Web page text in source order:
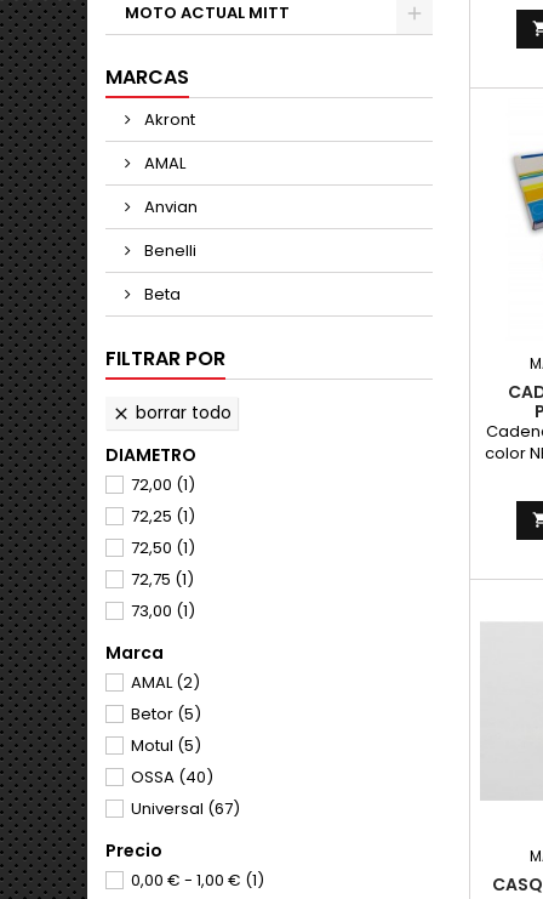
MOTO ACTUAL MITT
MARCAS
Akront
AMAL
Anvian
Benelli
Beta
FILTRAR POR
 borrar todo
DIAMETRO
72,00 (1)
72,25 (1)
72,50 (1)
72,75 (1)
73,00 (1)
Marca
AMAL(2)
Betor (5)
Motul (5)
OSSA (40)
Universal (67)
Precio
0,00 € - 1,00 € (1)
color
etc.
Paso